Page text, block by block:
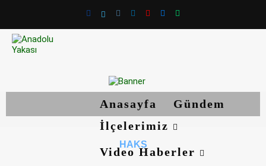
Anasayfa
Gündem
İlçelerimiz
Video Haberler
HAKS